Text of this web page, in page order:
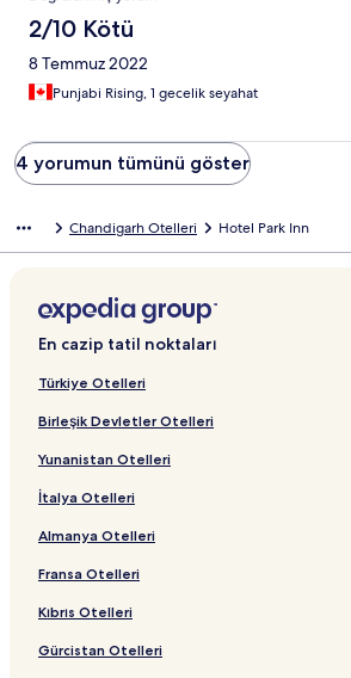
2/10 Kötü
8 Temmuz 2022
Punjabi Rising, 1 gecelik seyahat
4 yorumun tümünü göster
Chandigarh Otelleri Hotel Park Inn
En cazip tatil noktaları
Türkiye Otelleri
Birleşik Devletler Otelleri
Yunanistan Otelleri
İtalya Otelleri
Almanya Otelleri
Fransa Otelleri
Kıbrıs Otelleri
Gürcistan Otelleri